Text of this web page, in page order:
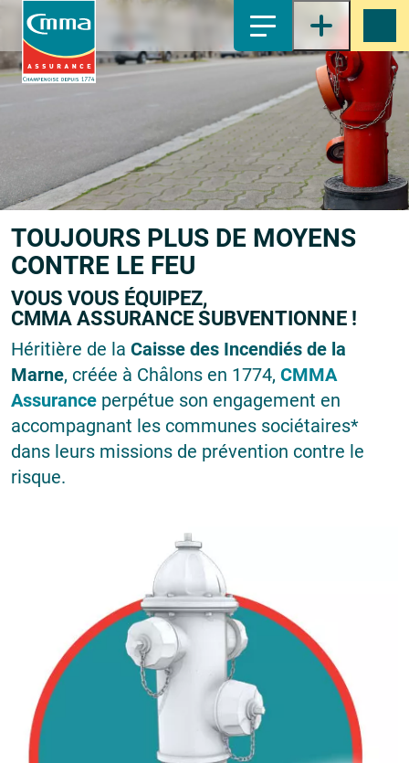
Contenu principal
2-Menu principal
3-Pied de page
TOUJOURS PLUS DE MOYENS
CONTRE LE FEU
VOUS VOUS ÉQUIPEZ,
CMMA ASSURANCE SUBVENTIONNE !
Héritière de la Caisse des Incendiés de la
Marne, créée à Châlons en 1774, CMMA
Assurance perpétue son engagement en
accompagnant les communes sociétaires*
dans leurs missions de prévention contre le
risque.